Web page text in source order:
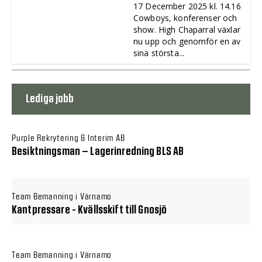
17 December 2025 kl. 14.16
Cowboys, konferenser och
show. High Chaparral växlar
nu upp och genomför en av
sina största...
Lediga jobb
Purple Rekrytering & Interim AB
Besiktningsman – Lagerinredning BLS AB
Team Bemanning i Värnamo
Kantpressare - Kvällsskift till Gnosjö
Team Bemanning i Värnamo